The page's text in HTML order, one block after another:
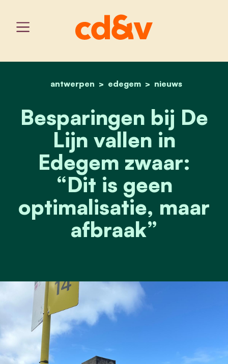
home
antwerpen edegem nieuws
besparingen bij de lijn in
Besparingen bij De
Lijn vallen in
Edegem zwaar:
“Dit is geen
optimalisatie, maar
afbraak”